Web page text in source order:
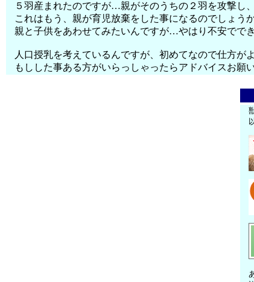
５羽産まれたのですが…親がそのうちの２羽を攻撃し
これはもう、親が育児放棄をした事になるのでしょう
親と子供をあわせてみたいんですが…やはり不安でで
人口授乳を考えているんですが、初めてなので仕方が
もしした事ある方がいらっしゃったらアドバイスお願